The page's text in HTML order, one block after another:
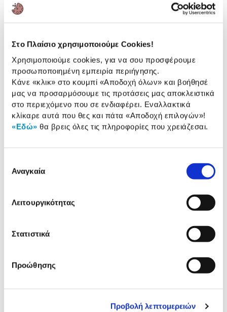
Στο Πλαίσιο χρησιμοποιούμε Cookies!
Χρησιμοποιούμε cookies, για να σου προσφέρουμε
προσωποποιημένη εμπειρία περιήγησης.
Κάνε «κλικ» στο κουμπί «Αποδοχή όλων» και βοήθησέ
μας να προσαρμόσουμε τις προτάσεις μας αποκλειστικά
στο περιεχόμενο που σε ενδιαφέρει. Εναλλακτικά
κλίκαρε αυτά που θες και πάτα «Αποδοχή επιλογών»!
«Εδώ» θα βρεις όλες τις πληροφορίες που χρειάζεσαι.
συγκατάθεσης
Αναγκαία
Λειτουργικότητας
Στατιστικά
Προώθησης
Προβολή λεπτομερειών
παρουσίαση
Αναλυτική παρουσίαση
Προδιαγραφές
προϊόντος
Χαρακτηριστικά
Αξιολογήσεις
Αξιολογήσεις
Δες τι κλίκαραν όσοι είδαν το ίδιο